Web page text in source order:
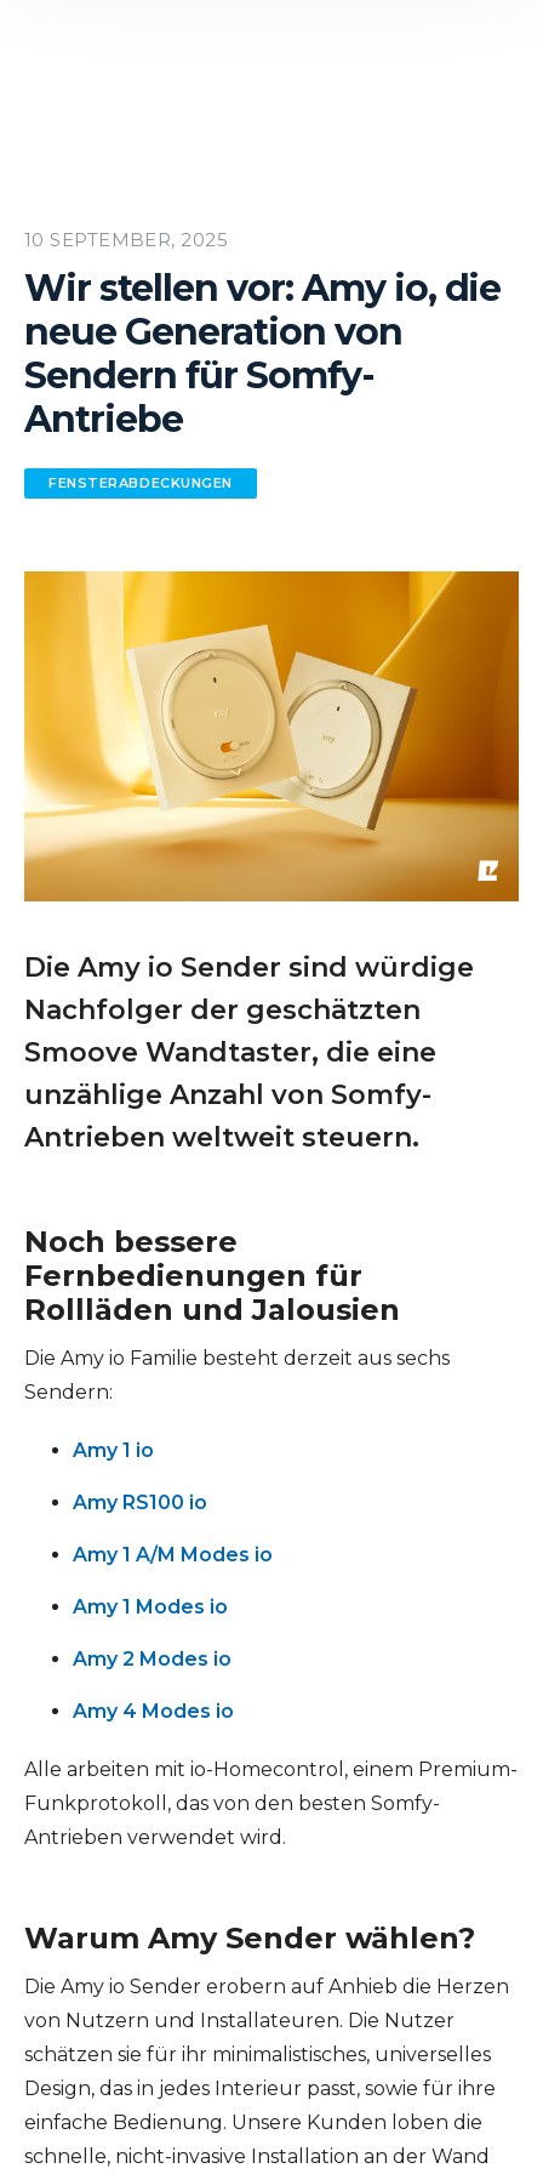
10 SEPTEMBER, 2025
Wir stellen vor: Amy io, die
neue Generation von
Sendern für Somfy-
Antriebe
FENSTER­ABDECKUNGEN
Die Amy io Sender sind würdige
Nachfolger der geschätzten
Smoove Wandtaster, die eine
unzählige Anzahl von Somfy-
Antrieben weltweit steuern.
Noch bessere
Fernbedienungen für
Rollläden und Jalousien
Die Amy io Familie besteht derzeit aus sechs
Sendern:
Amy 1 io
Amy RS100 io
Amy 1 A/M Modes io
Amy 1 Modes io
Amy 2 Modes io
Amy 4 Modes io
Alle arbeiten mit io-Homecontrol, einem Premium-
Funkprotokoll, das von den besten Somfy-
Antrieben verwendet wird.
Warum Amy Sender wählen?
Die Amy io Sender erobern auf Anhieb die Herzen
von Nutzern und Installateuren. Die Nutzer
schätzen sie für ihr minimalistisches, universelles
Design, das in jedes Interieur passt, sowie für ihre
einfache Bedienung. Unsere Kunden loben die
schnelle, nicht-invasive Installation an der Wand